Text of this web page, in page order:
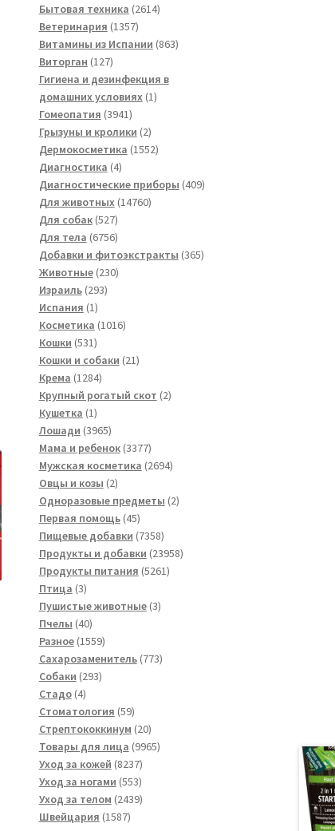
Бытовая техника 26142614
Ветеринария 13571357
товаров
Витамины из Испании 863863
Виторган 127127
товаров
Гигиена и дезинфекция в
домашних условиях 11
Гомеопатия 39413941
товар
Грызуны и кролики 22
товара
Дермокосметика 15521552
Диагностика 44
товара
Диагностические приборы 409409
Для животных 1476014760
Для собак 527527
товаров
Для тела 67566756
товаров
Добавки и фитоэкстракты 365365
Животные 230230
Израиль 293293
Испания 11
товар
Косметика 10161016
Кошки 531531
товар
Кошки и собаки 2121
Крема 12841284
товара
Крупный рогатый скот 22
Кушетка 11
товар
Лошади 39653965
товаров
Мама и ребенок 33773377
товаров
Мужская косметика 26942694
Овцы и козы 22
товара
Одноразовые предметы 22
Первая помощь 4545
товаров
Пищевые добавки 73587358
товаров
Продукты и добавки 2395823958
Продукты питания 52615261
Птица 33
товара
Пушистые животные 33
Пчелы 4040
товаров
Разное 15591559
товаров
Сахарозаменитель 773773
Собаки 293293
Стадо 44
товара
Стоматология 5959
товаров
Стрептококкинум 2020
товаров
Товары для лица 99659965
Уход за кожей 82378237
товаров
Уход за ногами 553553
товара
Уход за телом 24392439
Швейцария 15871587